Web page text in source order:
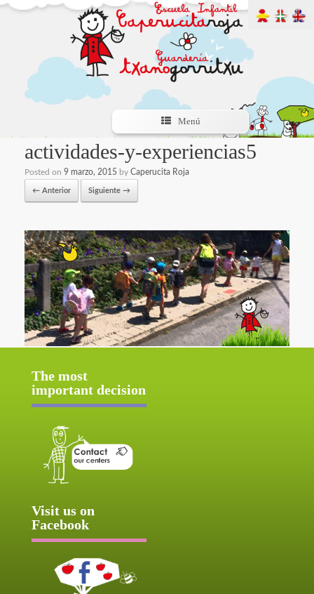
Menú
actividades-y-experiencias5
Posted on 9 marzo, 2015 by Caperucita Roja
← Anterior Siguiente →
The most
important decision
Visit us on
Facebook